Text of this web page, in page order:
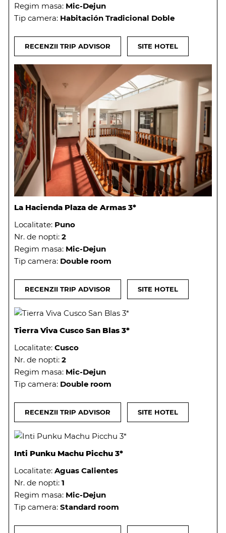
Regim masa: Mic-Dejun
Tip camera: Habitación Tradicional Doble
RECENZII TRIP ADVISOR SITE HOTEL
La Hacienda Plaza de Armas 3*
Localitate: Puno
Nr. de nopti: 2
Regim masa: Mic-Dejun
Tip camera: Double room
RECENZII TRIP ADVISOR SITE HOTEL
Tierra Viva Cusco San Blas 3*
Localitate: Cusco
Nr. de nopti: 2
Regim masa: Mic-Dejun
Tip camera: Double room
RECENZII TRIP ADVISOR SITE HOTEL
Inti Punku Machu Picchu 3*
Localitate: Aguas Calientes
Nr. de nopti: 1
Regim masa: Mic-Dejun
Tip camera: Standard room